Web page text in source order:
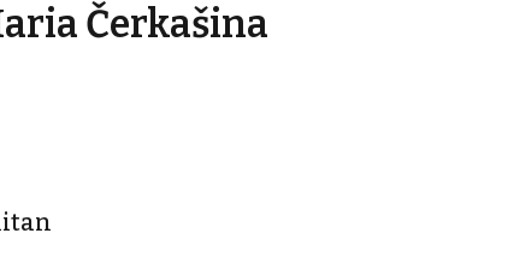
Čerkašina